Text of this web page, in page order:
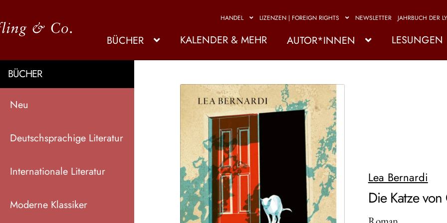
HANDEL LIZENZEN | FOREIGN RIGHTS NEWSLETTER JAHRBUCH DER
BÜCHER KALENDER & MEHR AUTOR*INNEN LESUNGEN
BÜCHER
Neu
Deutschsprachige Literatur
Internationale Literatur
Moderne Klassiker
Lea Bernardi
Die Katze